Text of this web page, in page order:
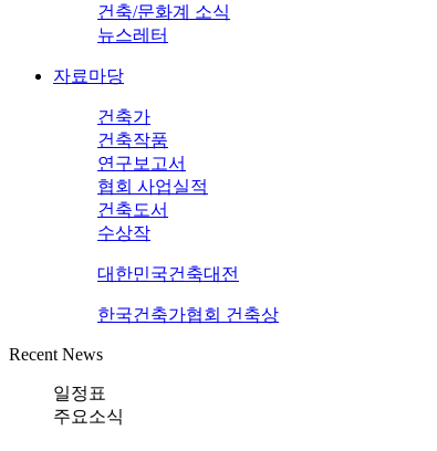
건축/문화계 소식
뉴스레터
자료마당
건축가
건축작품
연구보고서
협회 사업실적
건축도서
수상작
대한민국건축대전
한국건축가협회 건축상
Recent News
일정표
주요소식